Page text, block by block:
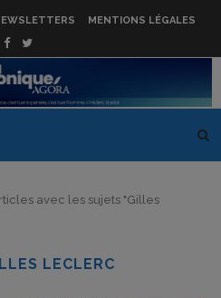
MENTIONS LÉGALES
avec les sujets "Gilles
LECLERC